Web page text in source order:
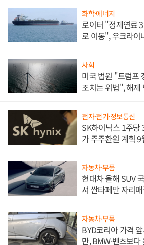
화학·에너지
로이터 "정제연료
로 이동", 우크라이
사회
미국 법원 "트럼프
조치는 위법", 해제
전자·전기·정보통신
SK하이닉스 1주당
가 주주환원 계획 9
자동차·부품
현대차 올해 SUV
서 싼타페만 자리
자동차·부품
BYD코리아 가격
만, BMW·벤츠보